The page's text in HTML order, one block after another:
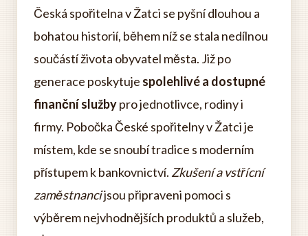
Česká spořitelna v Žatci se pyšní dlouhou a
bohatou historií, během níž se stala nedílnou
součástí života obyvatel města. Již po
generace poskytuje spolehlivé a dostupné
finanční službypro jednotlivce, rodiny i
firmy. Pobočka České spořitelny v Žatci je
místem, kde se snoubí tradice s moderním
přístupem k bankovnictví. Zkušení a vstřícní
zaměstnancijsou připraveni pomoci s
výběrem nejvhodnějších produktů a služeb,